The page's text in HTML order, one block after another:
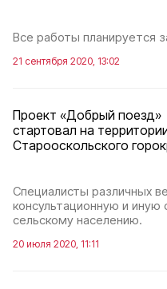
Все работы планируется
21 сентября 2020, 13:02
Проект «Добрый поезд»
стартовал на
Старооскольского
Специалисты различных
консультационную и
сельскому населению.
20 июля 2020, 11:11